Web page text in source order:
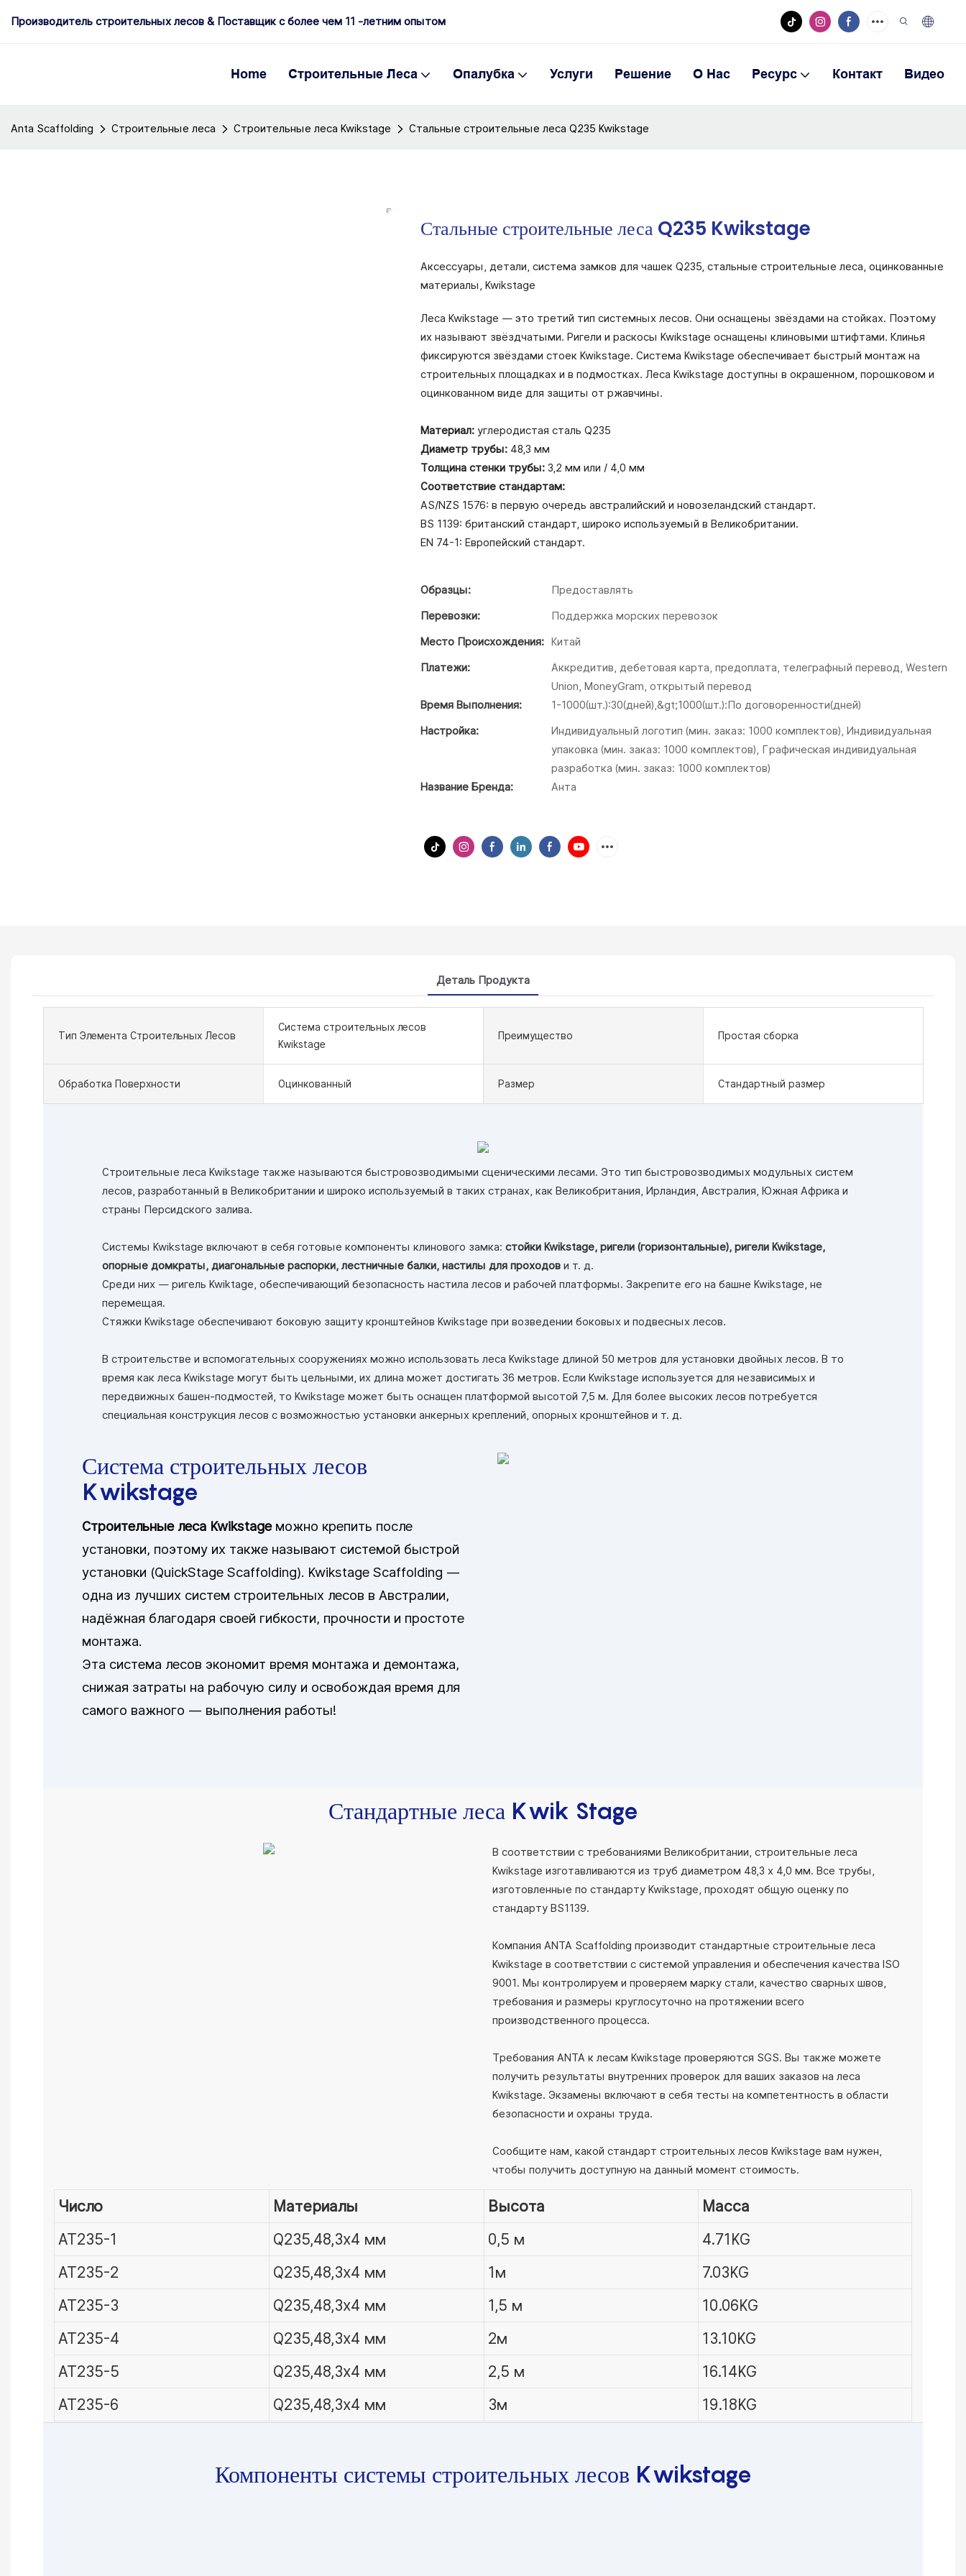
Производитель строительных лесов & Поставщик с более чем 11 -летним опытом
Home Строительные Леса Опалубка Услуги Решение О Нас Ресурс Контакт Видео
Anta Scaffolding Строительные леса Строительные леса Kwikstage Стальные строительные леса Q235 Kwikstage
Стальные строительные леса Q235 Kwikstage
Аксессуары, детали, система замков для чашек Q235, стальные строительные леса, оцинкованные
материалы, Kwikstage
Леса Kwikstage — это третий тип системных лесов. Они оснащены звёздами на стойках. Поэтому
их называют звёздчатыми. Ригели и раскосы Kwikstage оснащены клиновыми штифтами. Клинья
фиксируются звёздами стоек Kwikstage. Система Kwikstage обеспечивает быстрый монтаж на
строительных площадках и в подмостках. Леса Kwikstage доступны в окрашенном, порошковом и
оцинкованном виде для защиты от ржавчины.
Материал: углеродистая сталь Q235
Диаметр трубы: 48,3 мм
Толщина стенки трубы: 3,2 мм или / 4,0 мм
Соответствие стандартам:
AS/NZS 1576: в первую очередь австралийский и новозеландский стандарт.
BS 1139: британский стандарт, широко используемый в Великобритании.
EN 74-1: Европейский стандарт.
Образцы: Предоставлять
Перевозки: Поддержка морских перевозок
Место Происхождения: Китай
Платежи:
Аккредитив, дебетовая карта, предоплата, телеграфный перевод, Western
Union, MoneyGram, открытый перевод
Время Выполнения:
1-1000(шт.):30(дней),&gt;1000(шт.):По договоренности(дней)
Настройка:
Индивидуальный логотип (мин. заказ: 1000 комплектов), Индивидуальная
упаковка (мин. заказ: 1000 комплектов), Графическая индивидуальная
разработка (мин. заказ: 1000 комплектов)
Название Бренда:
Анта
Деталь Продукта
Тип Элемента Строительных Лесов
Система строительных лесов
Kwikstage
Преимущество Простая сборка
Обработка Поверхности Оцинкованный Размер Стандартный размер
Строительные леса Kwikstage также называются быстровозводимыми сценическими лесами. Это тип быстровозводимых модульных систем
лесов, разработанный в Великобритании и широко используемый в таких странах, как Великобритания, Ирландия, Австралия, Южная Африка и
страны Персидского залива.
Системы Kwikstage включают в себя готовые компоненты клинового замка:стойки Kwikstage, ригели (горизонтальные), ригели Kwikstage,
опорные домкраты, диагональные распорки, лестничные балки, настилы для проходов и т. д.
Среди них — ригель Kwiktage, обеспечивающий безопасность настила лесов и рабочей платформы. Закрепите его на башне Kwikstage, не
перемещая.
Стяжки Kwikstage обеспечивают боковую защиту кронштейнов Kwikstage при возведении боковых и подвесных лесов.
В строительстве и вспомогательных сооружениях можно использовать леса Kwikstage длиной 50 метров для установки двойных лесов. В то
время как леса Kwikstage могут быть цельными, их длина может достигать 36 метров. Если Kwikstage используется для независимых и
передвижных башен-подмостей, то Kwikstage может быть оснащен платформой высотой 7,5 м. Для более высоких лесов потребуется
специальная конструкция лесов с возможностью установки анкерных креплений, опорных кронштейнов и т. д.
Система строительных лесов
Kwikstage
Строительные леса Kwikstageможно крепить после
установки, поэтому их также называют системой быстрой
установки (QuickStage Scaffolding). Kwikstage Scaffolding —
одна из лучших систем строительных лесов в Австралии,
надёжная благодаря своей гибкости, прочности и простоте
монтажа.
Эта система лесов экономит время монтажа и демонтажа,
снижая затраты на рабочую силу и освобождая время для
самого важного — выполнения работы!
Стандартные леса Kwik Stage
В соответствии с требованиями Великобритании, строительные леса
Kwikstage изготавливаются из труб диаметром 48,3 x 4,0 мм. Все трубы,
изготовленные по стандарту Kwikstage, проходят общую оценку по
стандарту BS1139.
Компания ANTA Scaffolding производит стандартные строительные леса
Kwikstage в соответствии с системой управления и обеспечения качества ISO
9001. Мы контролируем и проверяем марку стали, качество сварных швов,
требования и размеры круглосуточно на протяжении всего
производственного процесса.
Требования ANTA к лесам Kwikstage проверяются SGS. Вы также можете
получить результаты внутренних проверок для ваших заказов на леса
Kwikstage. Экзамены включают в себя тесты на компетентность в области
безопасности и охраны труда.
Сообщите нам, какой стандарт строительных лесов Kwikstage вам нужен,
чтобы получить доступную на данный момент стоимость.
Число Материалы Высота
Масса
AT235-1
Q235,48,3x4 мм 0,5 м
4.71KG
AT235-2
Q235,48,3x4 мм 1м
7.03KG
AT235-3
Q235,48,3x4 мм 1,5 м
10.06KG
AT235-4
Q235,48,3x4 мм 2м
13.10KG
AT235-5
Q235,48,3x4 мм 2,5 м
16.14KG
AT235-6
Q235,48,3x4 мм 3м 19.18KG
Компоненты системы строительных лесов Kwikstage